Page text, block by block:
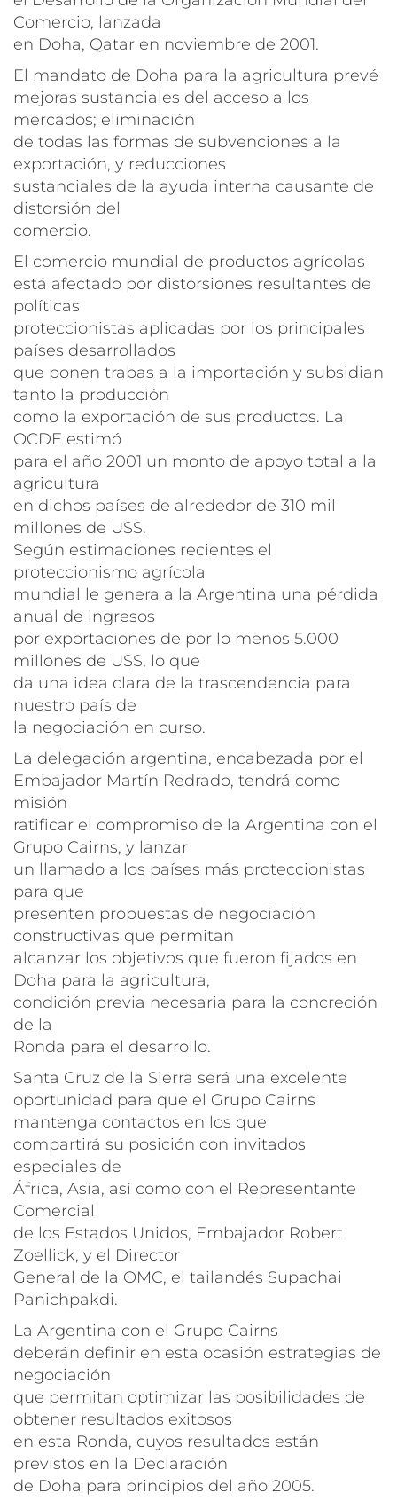
Comercio, lanzada
en Doha, Qatar en noviembre de 2001.
El mandato de Doha para la agricultura prevé
mejoras sustanciales del acceso a los
mercados; eliminación
de todas las formas de subvenciones a la
exportación, y reducciones
sustanciales de la ayuda interna causante de
distorsión del
comercio.
El comercio mundial de productos agrícolas
está afectado por distorsiones resultantes de
políticas
proteccionistas aplicadas por los principales
países desarrollados
que ponen trabas a la importación y subsidian
tanto la producción
como la exportación de sus productos. La
OCDE estimó
para el año 2001 un monto de apoyo total a la
agricultura
en dichos países de alrededor de 310 mil
millones de U$S.
Según estimaciones recientes el
proteccionismo agrícola
mundial le genera a la Argentina una pérdida
anual de ingresos
por exportaciones de por lo menos 5.000
millones de U$S, lo que
da una idea clara de la trascendencia para
nuestro país de
la negociación en curso.
La delegación argentina, encabezada por el
Embajador Martín Redrado, tendrá como
misión
ratificar el compromiso de la Argentina con el
Grupo Cairns, y lanzar
un llamado a los países más proteccionistas
para que
presenten propuestas de negociación
constructivas que permitan
alcanzar los objetivos que fueron fijados en
Doha para la agricultura,
condición previa necesaria para la concreción
de la
Ronda para el desarrollo.
Santa Cruz de la Sierra será una excelente
oportunidad para que el Grupo Cairns
mantenga contactos en los que
compartirá su posición con invitados
especiales de
África, Asia, así como con el Representante
Comercial
de los Estados Unidos, Embajador Robert
Zoellick, y el Director
General de la OMC, el tailandés Supachai
Panichpakdi.
La Argentina con el Grupo Cairns
deberán definir en esta ocasión estrategias de
negociación
que permitan optimizar las posibilidades de
obtener resultados exitosos
en esta Ronda, cuyos resultados están
previstos en la Declaración
de Doha para principios del año 2005.